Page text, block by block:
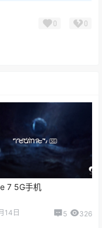
0 0
7 5G手机
14日 5 326